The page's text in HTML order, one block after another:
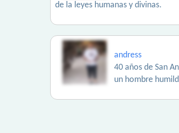
de la leyes humanas y divinas.
andress
40 años de San
un hombre